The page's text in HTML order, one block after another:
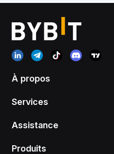
À propos
Services
Assistance
Produits